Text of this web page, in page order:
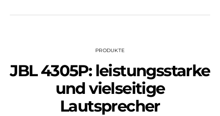
PRODUKTE
JBL 4305P: leistungsstarke
und vielseitige
Lautsprecher